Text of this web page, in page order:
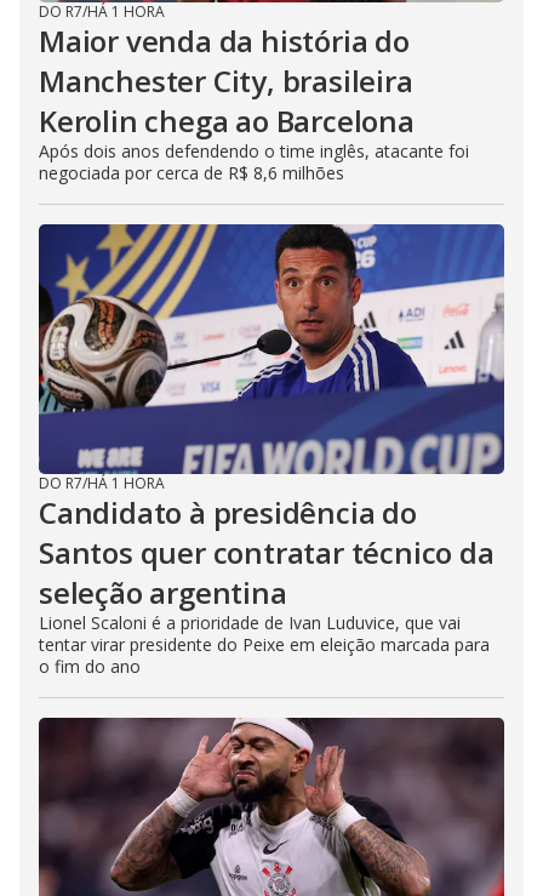
DO R7/HÁ 1 HORA
Maior venda da história do
Manchester City, brasileira
Kerolin chega ao Barcelona
Após dois anos defendendo o time inglês, atacante foi
negociada por cerca de R$ 8,6 milhões
DO R7/HÁ 1 HORA
Candidato à presidência do
Santos quer contratar técnico da
seleção argentina
Lionel Scaloni é a prioridade de Ivan Luduvice, que vai
tentar virar presidente do Peixe em eleição marcada para
o fim do ano